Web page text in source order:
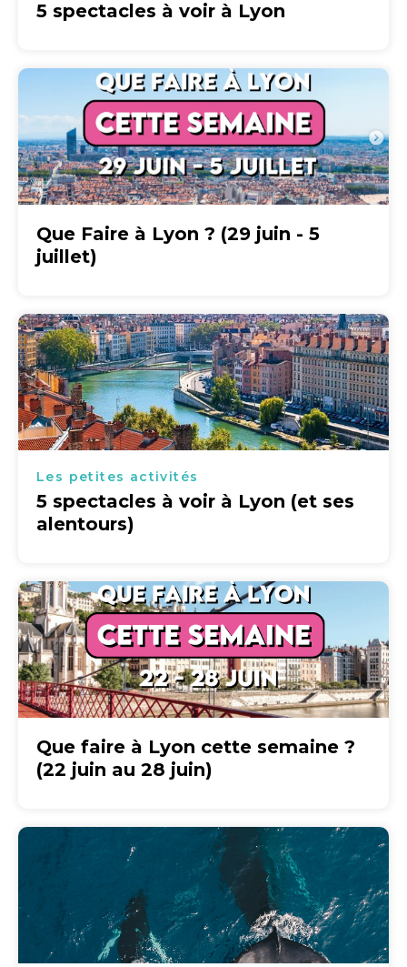
5 spectacles à voir à Lyon
Que Faire à Lyon ? (29 juin - 5
juillet)
Les petites activités
5 spectacles à voir à Lyon (et ses
alentours)
Que faire à Lyon cette semaine ?
(22 juin au 28 juin)